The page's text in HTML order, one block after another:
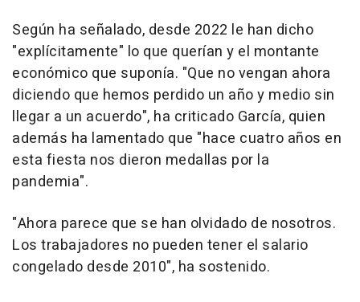
Según ha señalado, desde 2022 le han dicho
"explícitamente" lo que querían y el montante
económico que suponía. "Que no vengan ahora
diciendo que hemos perdido un año y medio sin
llegar a un acuerdo", ha criticado García, quien
además ha lamentado que "hace cuatro años en
esta fiesta nos dieron medallas por la
pandemia".
"Ahora parece que se han olvidado de nosotros.
Los trabajadores no pueden tener el salario
congelado desde 2010", ha sostenido.